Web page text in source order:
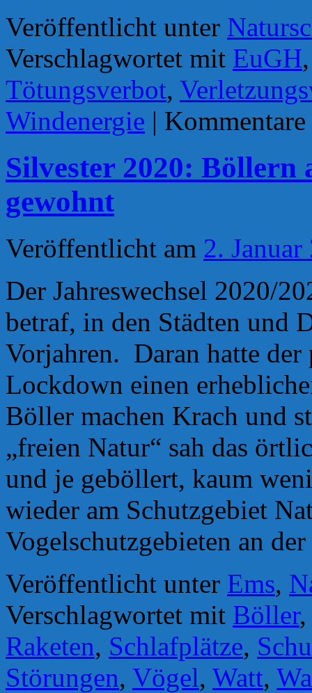
Veröffentlicht unter
Verschlagwortet mit EuGH
Tötungsverbot,
Windenergie |
Silvester 2020: Böllern
gewohnt
Veröffentlicht am 2. Januar
Der Jahreswechsel 2020/
betraf, in den Städten und
Vorjahren. Daran hatte
Lockdown einen
Böller machen Krach und
„freien Natur“ sah das
und je geböllert, kaum
wieder am Schutzgebiet
Vogelschutzgebieten an
Veröffentlicht unter Ems,
Verschlagwortet mit Böller
Raketen, Schlafplätze,
Störungen, Vögel, Watt,